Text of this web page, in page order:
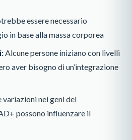
essere necessario
in base alla massa corporea
Alcune persone iniziano con livelli
aver bisogno di un’integrazione
variazioni nei geni del
possono influenzare il